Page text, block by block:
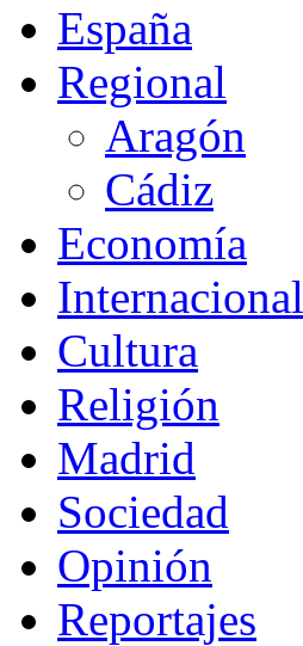
España
Regional
Aragón
Cádiz
Economía
Internacional
Cultura
Religión
Madrid
Sociedad
Opinión
Reportajes